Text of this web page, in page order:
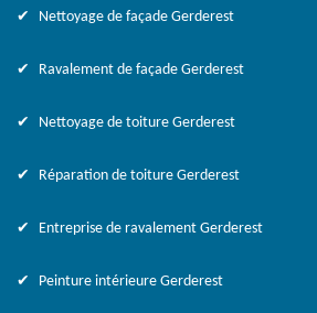
Nettoyage de façade Gerderest
Ravalement de façade Gerderest
Nettoyage de toiture Gerderest
Réparation de toiture Gerderest
Entreprise de ravalement Gerderest
Peinture intérieure Gerderest